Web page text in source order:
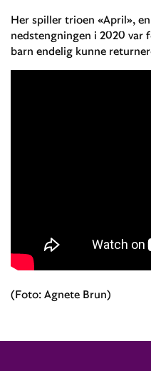
Her spiller trioen «April»,
nedstengningen i 2020 var
barn endelig kunne
(Foto: Agnete Brun)